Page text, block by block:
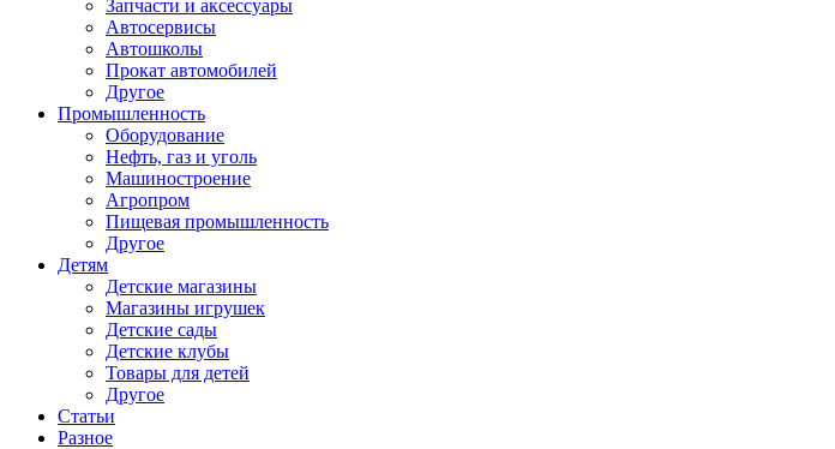
Запчасти и аксессуары
Автосервисы
Автошколы
Прокат автомобилей
Другое
Промышленность
Оборудование
Нефть, газ и уголь
Машиностроение
Агропром
Пищевая промышленность
Другое
Детям
Детские магазины
Магазины игрушек
Детские сады
Детские клубы
Товары для детей
Другое
Статьи
Разное